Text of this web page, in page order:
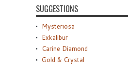
SUGGESTIONS
Mysteriosa
Exkalibur
Carine Diamond
Gold & Crystal